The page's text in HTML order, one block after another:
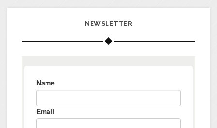
NEWSLETTER